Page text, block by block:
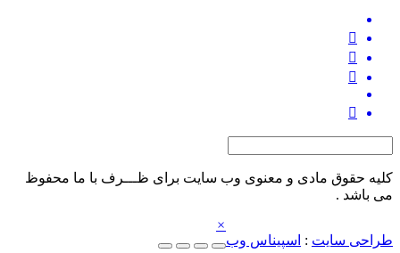
کلیه حقوق مادی و معنوی وب‌ سایت برای ظـــرف با ما محفوظ
می‌ باشد .
طراحی سایت : اسپیناس وب
×